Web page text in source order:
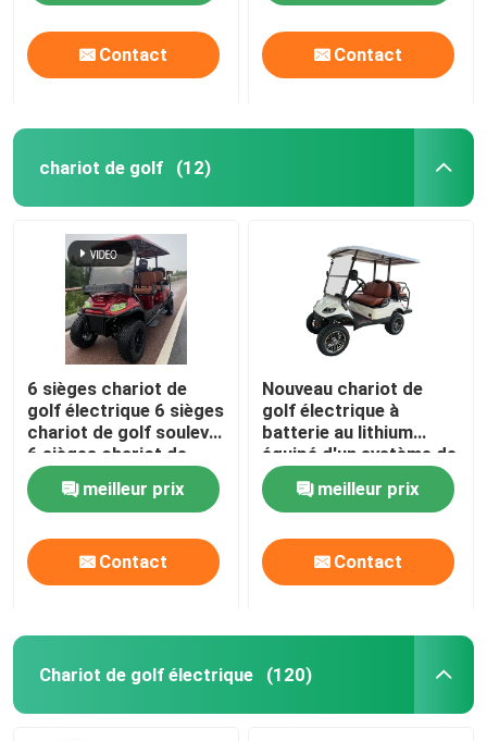
Contact Contact
chariot de golf (12)
6 sièges chariot de
golf électrique 6 sièges
chariot de golf soulevé
6 sièges chariot de
golf EV
meilleur prix
Contact
Nouveau chariot de
golf électrique à
batterie au lithium
équipé d'un système de
sécurité pour les
visites touristiques
meilleur prix
Contact
Chariot de golf électrique (120)